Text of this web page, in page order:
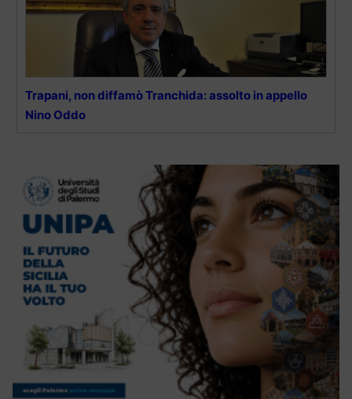
Trapani, non diffamò Tranchida: assolto in appello
Nino Oddo